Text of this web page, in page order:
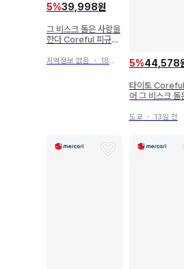
5%39,998원
그 비스크 돌은 사랑을
한다 Coreful 피규어
카
지역정보 없음 ・ 18일 전 5%44,578
타이토
어 그 비스크 돌
린 ~베로니카
도쿄 ・ 13일 전